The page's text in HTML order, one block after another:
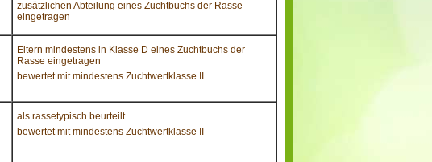
zusätzlichen Abteilung eines Zuchtbuchs der Rasse
eingetragen
Eltern mindestens in Klasse D eines Zuchtbuchs der
Rasse eingetragen
bewertet mit mindestens Zuchtwertklasse II
als rassetypisch beurteilt
bewertet mit mindestens Zuchtwertklasse II